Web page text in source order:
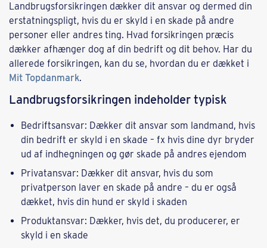
Landbrugsforsikringen dækker dit ansvar og dermed din
erstatningspligt, hvis du er skyld i en skade på andre
personer eller andres ting. Hvad forsikringen præcis
dækker afhænger dog af din bedrift og dit behov. Har du
allerede forsikringen, kan du se, hvordan du er dækket i
Mit Topdanmark.
Landbrugsforsikringen indeholder typisk
Bedriftsansvar: Dækker dit ansvar som landmand, hvis
din bedrift er skyld i en skade – fx hvis dine dyr bryder
ud af indhegningen og gør skade på andres ejendom
Privatansvar: Dækker dit ansvar, hvis du som
privatperson laver en skade på andre – du er også
dækket, hvis din hund er skyld i skaden
Produktansvar: Dækker, hvis det, du producerer, er
skyld i en skade